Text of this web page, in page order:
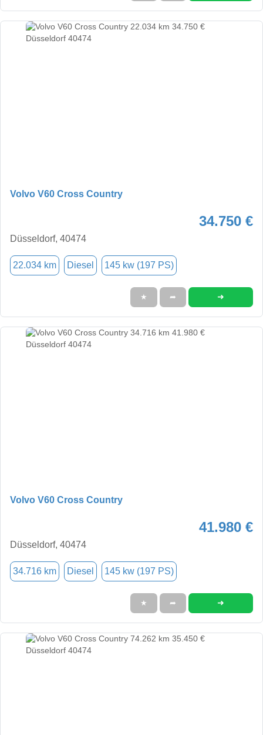
Volvo V60 Cross Country
34.750 €
Düsseldorf, 40474
22.034 km Diesel 145 kw (197 PS)
★ ➦ ➜
Volvo V60 Cross Country
41.980 €
Düsseldorf, 40474
34.716 km Diesel 145 kw (197 PS)
★ ➦ ➜